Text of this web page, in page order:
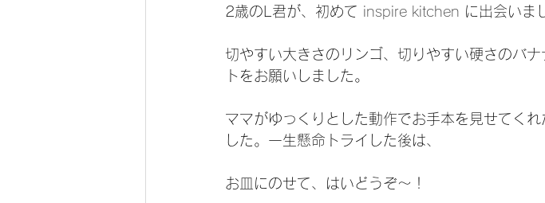
2歳のL君が、初めて inspire kitchen に出会いま
切やすい大きさのリンゴ、切りやすい硬さのバ
トをお願いしました。
ママがゆっくりとした動作でお手本を見せてく
した。一生懸命トライした後は、
お皿にのせて、はいどうぞ〜！